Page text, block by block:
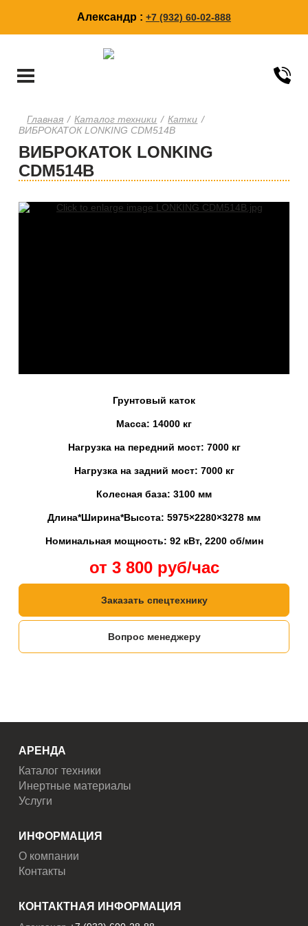
Александр : +7 (932) 60-02-888
Главная / Каталог техники / Катки /
ВИБРОКАТОК LONKING CDM514B
ВИБРОКАТОК LONKING
CDM514B
Грунтовый каток
Масса: 14000 кг
Нагрузка на передний мост: 7000 кг
Нагрузка на задний мост: 7000 кг
Колесная база: 3100 мм
Длина*Ширина*Высота: 5975×2280×3278 мм
Номинальная мощность: 92 кВт, 2200 об/мин
от 3 800 руб/час
Заказать спецтехнику
Вопрос менеджеру
АРЕНДА
Каталог техники
Инертные материалы
Услуги
ИНФОРМАЦИЯ
О компании
Контакты
КОНТАКТНАЯ ИНФОРМАЦИЯ